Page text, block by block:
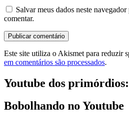
Salvar meus dados neste
comentar.
Este site utiliza o Akismet para reduzir
em comentários são processados.
Youtube dos primórdios:
Bobolhando no Youtube